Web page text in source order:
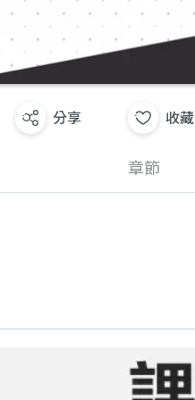
分享 收藏
章節